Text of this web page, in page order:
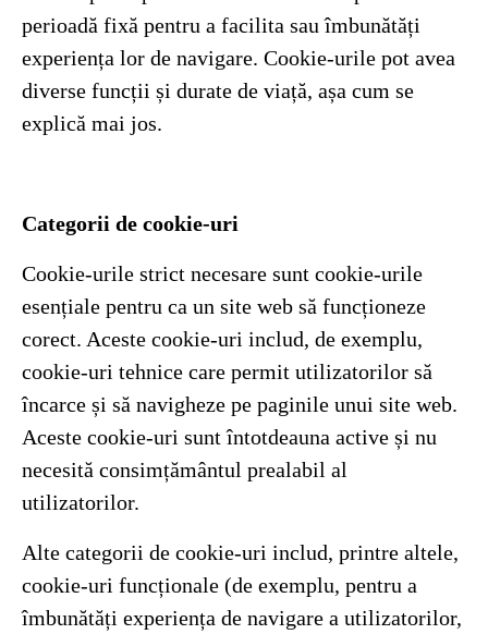
perioadă fixă pentru a facilita sau îmbunătăți
experiența lor de navigare. Cookie-urile pot avea
diverse funcții și durate de viață, așa cum se
explică mai jos.
Categorii de cookie-uri
Cookie-urile strict necesare sunt cookie-urile
esențiale pentru ca un site web să funcționeze
corect. Aceste cookie-uri includ, de exemplu,
cookie-uri tehnice care permit utilizatorilor să
încarce și să navigheze pe paginile unui site web.
Aceste cookie-uri sunt întotdeauna active și nu
necesită consimțământul prealabil al
utilizatorilor.
Alte categorii de cookie-uri includ, printre altele,
cookie-uri funcționale (de exemplu, pentru a
îmbunătăți experiența de navigare a utilizatorilor,